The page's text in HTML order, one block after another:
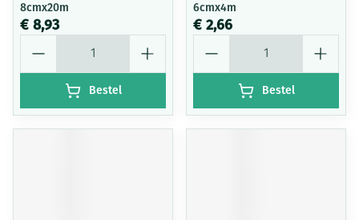
8cmx20m
€ 8,93
Bestel
6cmx4m
€ 2,66
Bestel